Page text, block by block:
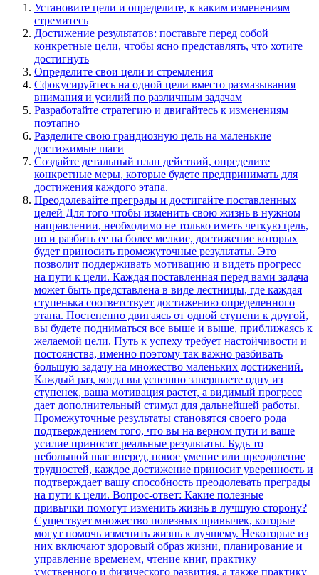
Установите цели и определите, к каким изменениям
стремитесь
Достижение результатов: поставьте перед собой
конкретные цели, чтобы ясно представлять, что хотите
достигнуть
Определите свои цели и стремления
Сфокусируйтесь на одной цели вместо размазывания
внимания и усилий по различным задачам
Разработайте стратегию и двигайтесь к изменениям
поэтапно
Разделите свою грандиозную цель на маленькие
достижимые шаги
Создайте детальный план действий, определите
конкретные меры, которые будете предпринимать для
достижения каждого этапа.
Преодолевайте преграды и достигайте поставленных
целей Для того чтобы изменить свою жизнь в нужном
направлении, необходимо не только иметь четкую цель,
но и разбить ее на более мелкие, достижение которых
будет приносить промежуточные результаты. Это
позволит поддерживать мотивацию и видеть прогресс
на пути к цели. Каждая поставленная перед вами задача
может быть представлена в виде лестницы, где каждая
ступенька соответствует достижению определенного
этапа. Постепенно двигаясь от одной ступени к другой,
вы будете подниматься все выше и выше, приближаясь к
желаемой цели. Путь к успеху требует настойчивости и
постоянства, именно поэтому так важно разбивать
большую задачу на множество маленьких достижений.
Каждый раз, когда вы успешно завершаете одну из
ступенек, ваша мотивация растет, а видимый прогресс
дает дополнительный стимул для дальнейшей работы.
Промежуточные результаты становятся своего рода
подтверждением того, что вы на верном пути и ваше
усилие приносит реальные результаты. Будь то
небольшой шаг вперед, новое умение или преодоление
трудностей, каждое достижение приносит уверенность и
подтверждает вашу способность преодолевать преграды
на пути к цели. Вопрос-ответ: Какие полезные
привычки помогут изменить жизнь в лучшую сторону?
Существует множество полезных привычек, которые
могут помочь изменить жизнь к лучшему. Некоторые из
них включают здоровый образ жизни, планирование и
управление временем, чтение книг, практику
умственного и физического развития, а также практику